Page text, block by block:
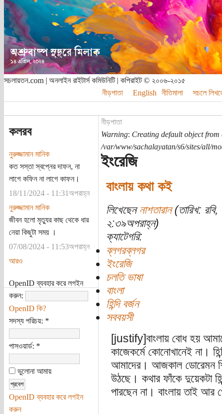
সচলায়তন.com | অনলাইন রাইটার্স কমিউনিটি | কপিরাইট © ২০০৬-২০১৫
নীড়পাতা
English নীতিমালা সচলে
কলরব
নুরুজ্জামান মানিক
কত সস্তা স্বপ্নের দাফন, না
লাগে কফিন না লাগে কাফন।
18/11/2024 - 11:31অপরাহ্ন
নুরুজ্জামান মানিক
জীবন হলো মৃত্যুর কাছ থেকে ধার
নেয়া কিছুটা সময় ।
07/08/2024 - 11:53অপরাহ্ন
আরও
OpenID ব্যবহার করে লগইন
করুন:
OpenID কি?
সদস্য পরিচয়: *
পাসওয়ার্ড: *
ভুলোনা আমায়
OpenID ব্যবহার করে লগইন
করুন
নীড়পাতা
Warning: Creating default object from
/var/www/sachalayatan/s6/sites/all/
ইংরেজি
বাংলায় কথা কই
লিখেছেন নাশতারান(তারিখ:
২:৩৯অপরাহ্ন)
ক্যাটেগরি:
ব্লগরব্লগর
ইংরেজি
চলতি ভাষা
বাংলা
হিন্দি বর্জন
সববয়সী
[justify]বাংলায় বোধ হয়
কাজেকর্মে কোনোখানেই না।
আমাদের। আজকাল ডোরেমন
উঠছে। কথার ফাঁকে দুয়েকটা
পারছেন না। বাংলায় তাই আর